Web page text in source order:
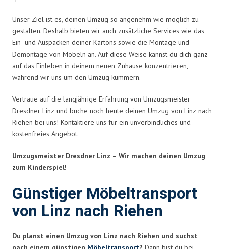
Unser Ziel ist es, deinen Umzug so angenehm wie möglich zu
gestalten. Deshalb bieten wir auch zusätzliche Services wie das
Ein- und Auspacken deiner Kartons sowie die Montage und
Demontage von Möbeln an. Auf diese Weise kannst du dich ganz
auf das Einleben in deinem neuen Zuhause konzentrieren,
während wir uns um den Umzug kümmern.
Vertraue auf die langjährige Erfahrung von Umzugsmeister
Dresdner Linz und buche noch heute deinen Umzug von Linz nach
Riehen bei uns! Kontaktiere uns für ein unverbindliches und
kostenfreies Angebot.
Umzugsmeister Dresdner Linz – Wir machen deinen Umzug
zum Kinderspiel!
Günstiger Möbeltransport
von Linz nach Riehen
Du planst einen Umzug von Linz nach Riehen und suchst